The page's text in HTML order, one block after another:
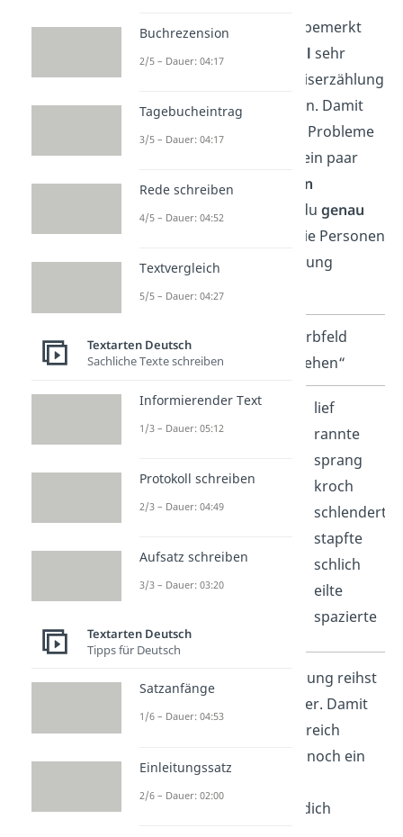
Wie du vielleicht schon bemerkt
hast, ist deine
Wortwahl sehr
wichtig, um eine Erlebniserzählung
anschaulichzu gestalten. Damit
dir das in Zukunft ohne Probleme
gelingt, haben wir hier ein paar
ausdrucksstarke Verben
gesammelt. So kannst du genau
, wie sich die Personen
in deiner Erlebniserzählung
verhalten haben.
Verbfeld
„sagen“
Verbfeld
„gehen“
rief
schrie
wisperte
jammerte
erwiderte
entgegnete
lief
rannte
sprang
kroch
schlenderte
stapfte
schlich
eilte
spazierte
In deiner Erlebniserzählung reihst
du viele Sätze aneinander. Damit
sie Sätze abwechslungsreich
werden, haben wir hier noch ein
Spannungsmacher für dich
Buchrezension
2/5 – Dauer: 04:17
Tagebucheintrag
3/5 – Dauer: 04:17
Rede schreiben
4/5 – Dauer: 04:52
Textvergleich
5/5 – Dauer: 04:27
Textarten Deutsch
Sachliche Texte schreiben
Informierender Text
1/3 – Dauer: 05:12
Protokoll schreiben
2/3 – Dauer: 04:49
Aufsatz schreiben
3/3 – Dauer: 03:20
Textarten Deutsch
Tipps für Deutsch
Satzanfänge
1/6 – Dauer: 04:53
Einleitungssatz
2/6 – Dauer: 02:00